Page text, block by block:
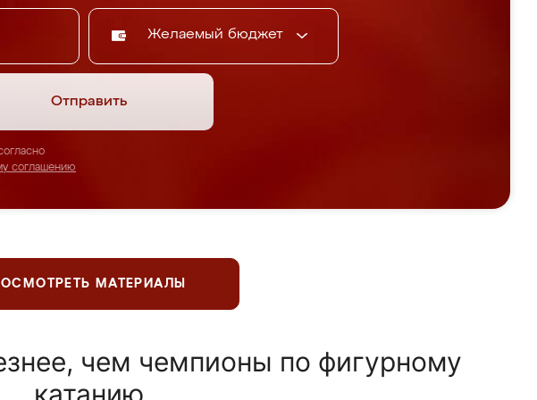
Желаемый бюджет
Отправить
соглашению
МАТЕРИАЛЫ
чем чемпионы по фигурному